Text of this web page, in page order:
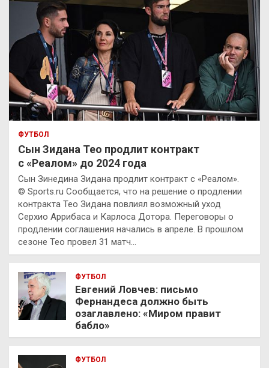
ФУТБОЛ
Сын Зидана Тео продлит контракт
с «Реалом» до 2024 года
Сын Зинедина Зидана продлит контракт с «Реалом».
© Sports.ru Сообщается, что на решение о продлении
контракта Тео Зидана повлиял возможный уход
Серхио Аррибаса и Карлоса Дотора. Переговоры о
продлении соглашения начались в апреле. В прошлом
сезоне Тео провел 31 матч…
ФУТБОЛ
Евгений Ловчев: письмо
Фернандеса должно быть
озаглавлено: «Миром правит
бабло»
ФУТБОЛ